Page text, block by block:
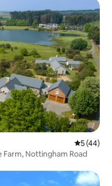
5 (44)
Nottingham Road